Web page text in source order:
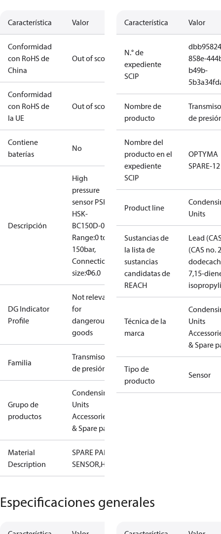
Característica Valor
Conformidad
con RoHS de
China
Out of scope
Conformidad
con RoHS de
la UE
Out of scope
Contiene
baterías
No
Descripción
High
pressure
sensor PSH,
HSK-
BC150D-016,
Range:0 to
150bar,
Connection
size:Φ6.0
DG Indicator
Profile
Not relevant
for
dangerous
goods
Familia
Transmisor
de presión
Grupo de
productos
Condensing
Units
Accessories
& Spare parts
Material
Description
SPARE PART,
SENSOR,HP
Característica Valor
N.° de
expediente
SCIP
858e-
b49b-
Nombre de
producto
de
Nombre del
producto en el
expediente
SCIP
OPTYMA
SPARE-12
Product line
Units
Sustancias de
la lista de
sustancias
candidatas de
REACH
Lead
(CAS no.
7,15-
Técnica de la
marca
Units
& Spare
Tipo de
producto
Sensor
Especificaciones generales